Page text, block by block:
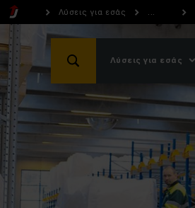
Λύσεις για εσάς ...
Λύσεις για εσάς